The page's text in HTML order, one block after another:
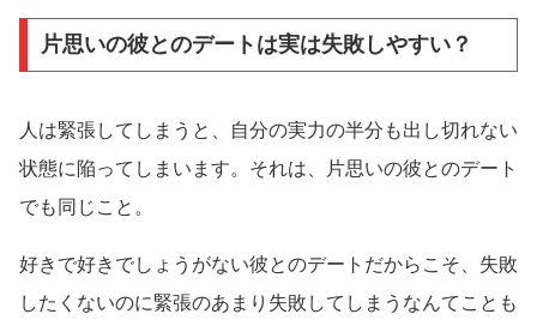
片思いの彼とのデートは実は失敗しやすい？
人は緊張してしまうと、自分の実力の半分も出し切れない
状態に陥ってしまいます。それは、片思いの彼とのデート
でも同じこと。
好きで好きでしょうがない彼とのデートだからこそ、失敗
したくないのに緊張のあまり失敗してしまうなんてことも